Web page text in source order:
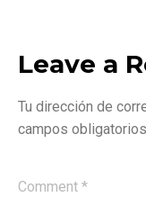
Leave a
Tu dirección de
campos